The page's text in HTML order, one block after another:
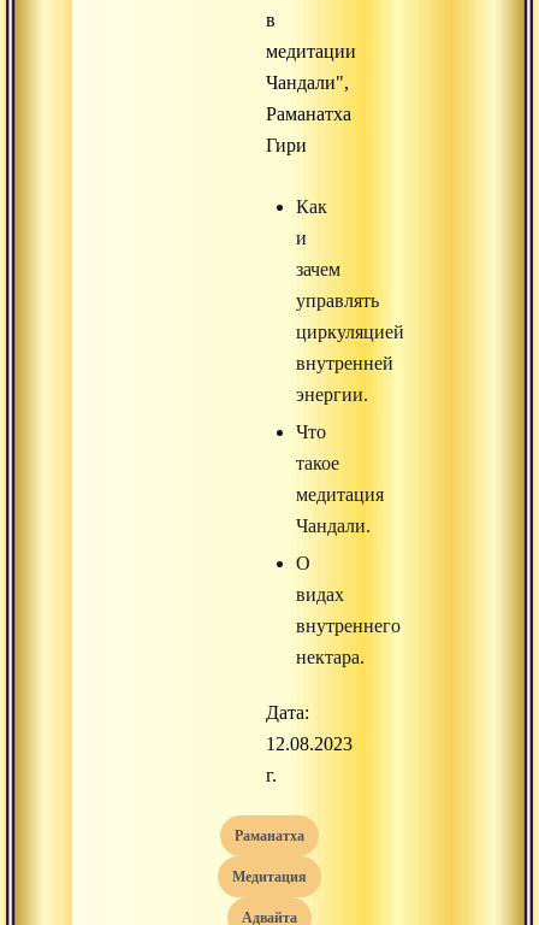
в
медитации
Чандали",
Раманатха
Гири
Как
и
зачем
управлять
циркуляцией
внутренней
энергии.
Что
такое
медитация
Чандали.
О
видах
внутреннего
нектара.
Дата:
12.08.2023
г.
раманатха
медитация
адвайта